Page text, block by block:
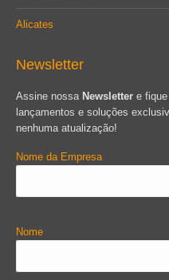
Alicates
Newsletter
Assine nossa Newsletter e
lançamentos e soluções
nenhuma atualização!
Nome da Empresa
Nome